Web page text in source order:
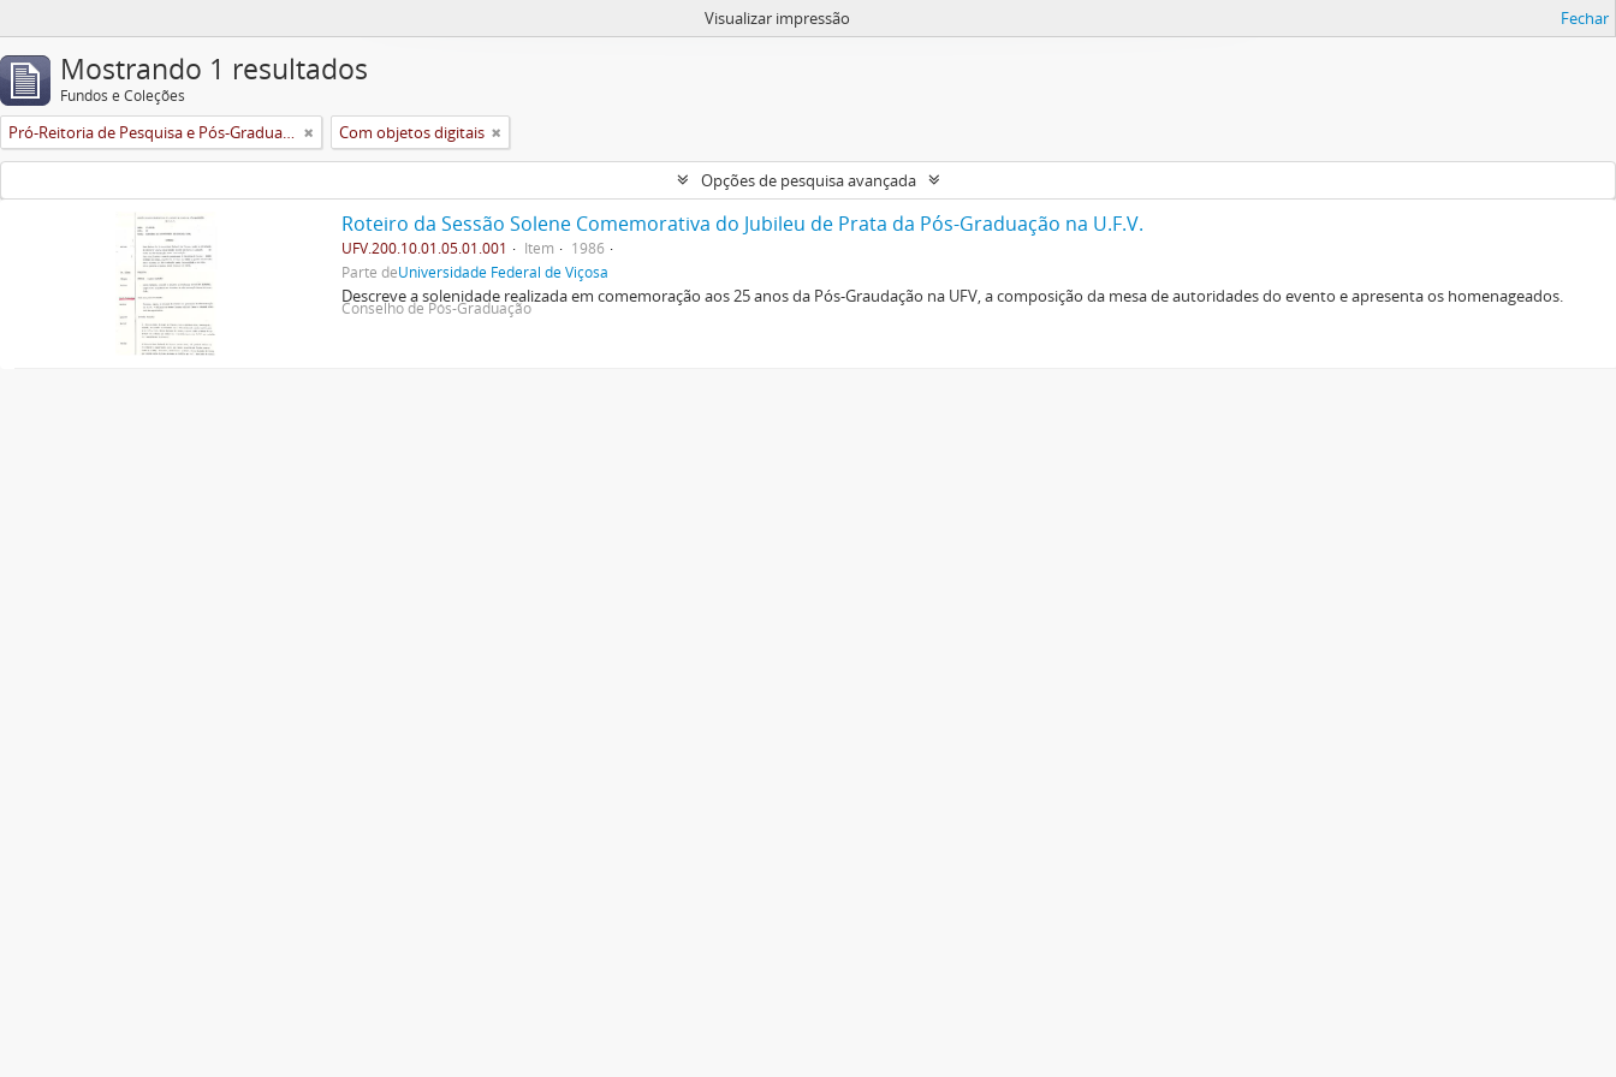
Visualizar impressão Fechar
Mostrando 1 resultados
Fundos e Coleções
Pró-Reitoria de Pesquisa e Pós-Graduação Com objetos digitais
Opções de pesquisa avançada
Roteiro da Sessão Solene Comemorativa do Jubileu de Prata da Pós-Graduação na U.F.V.
UFV.200.10.01.05.01.001 Item
1986
Parte deUniversidade Federal de Viçosa
Descreve a solenidade realizada em comemoração aos 25 anos da Pós-Graudação na UFV, a composição da mesa de autoridades do evento e apresenta os homenageados.
Conselho de Pós-Graduação